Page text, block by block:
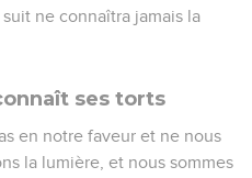
ne connaîtra jamais la
ses torts
en notre faveur et ne nous
la lumière, et nous sommes